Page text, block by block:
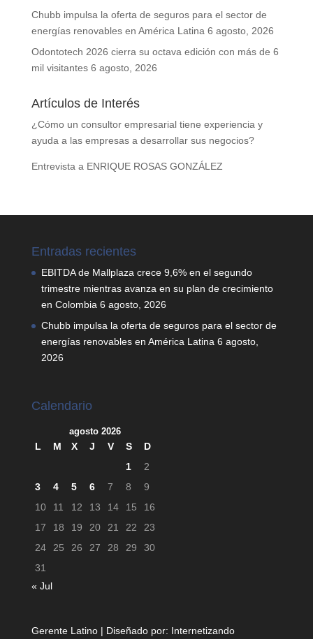
Chubb impulsa la oferta de seguros para el sector de
energías renovables en América Latina 6 agosto, 2026
Odontotech 2026 cierra su octava edición con más de 6
mil visitantes 6 agosto, 2026
Artículos de Interés
¿Cómo un consultor empresarial tiene experiencia y
ayuda a las empresas a desarrollar sus negocios?
Entrevista a ENRIQUE ROSAS GONZÁLEZ
Entradas recientes
EBITDA de Mallplaza crece 9,6% en el segundo
trimestre mientras avanza en su plan de crecimiento
en Colombia 6 agosto, 2026
Chubb impulsa la oferta de seguros para el sector de
energías renovables en América Latina 6 agosto,
2026
Calendario
agosto 2026
L M X J V S
D
1
2
3
4 5 6 7 8
9
10
11 12 13 14 15
16
17
18 19 20 21 22
23
24
25 26 27 28 29
30
31
« Jul
Gerente Latino | Diseñado por: Internetizando